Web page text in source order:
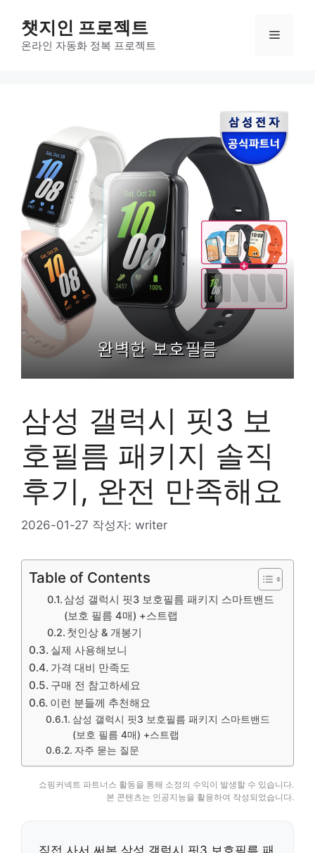
챗지인 프로젝트
온라인 자동화 정복 프로젝트
메
삼성 갤럭시 핏3 보
호필름 패키지 솔직
후기, 완전 만족해요
2026-01-27 작성자: writer
Table of Contents
삼성 갤럭시 핏3 보호필름 패키지 스마트밴드
(보호 필름 4매) +스트랩
첫인상 & 개봉기
실제 사용해보니
가격 대비 만족도
구매 전 참고하세요
이런 분들께 추천해요
삼성 갤럭시 핏3 보호필름 패키지 스마트밴드
(보호 필름 4매) +스트랩
자주 묻는 질문
쇼핑커넥트 파트너스 활동을 통해 소정의 수익이 발생할 수 있습니다.
본 콘텐츠는 인공지능을 활용하여 작성되었습니다.
직접 사서 써본 삼성 갤럭시 핏3 보호필름 패